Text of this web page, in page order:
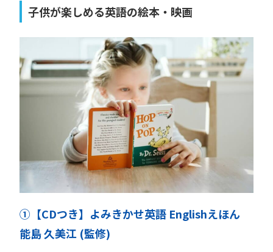
子供が楽しめる英語の絵本・映画
①【CDつき】よみきかせ英語 Englishえほん
能島 久美江 (監修)